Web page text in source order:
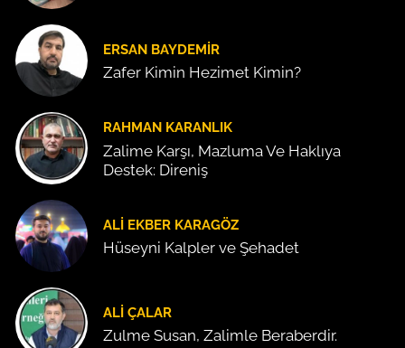
ERSAN BAYDEMIR
Zafer Kimin Hezimet Kimin?
RAHMAN KARANLIK
Zalime Karşı, Mazluma Ve Haklıya
Destek: Direniş
ALI EKBER KARAGÖZ
Hüseyni Kalpler ve Şehadet
ALI ÇALAR
Zulme Susan, Zalimle Beraberdir.